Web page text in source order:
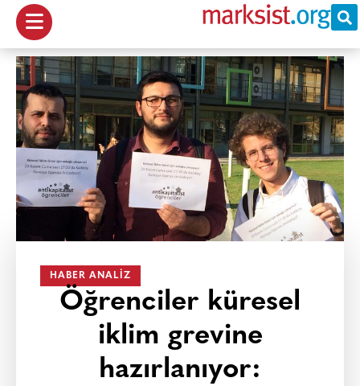
HABER ANALIZ
Öğrenciler küresel
iklim grevine
hazırlanıyor: